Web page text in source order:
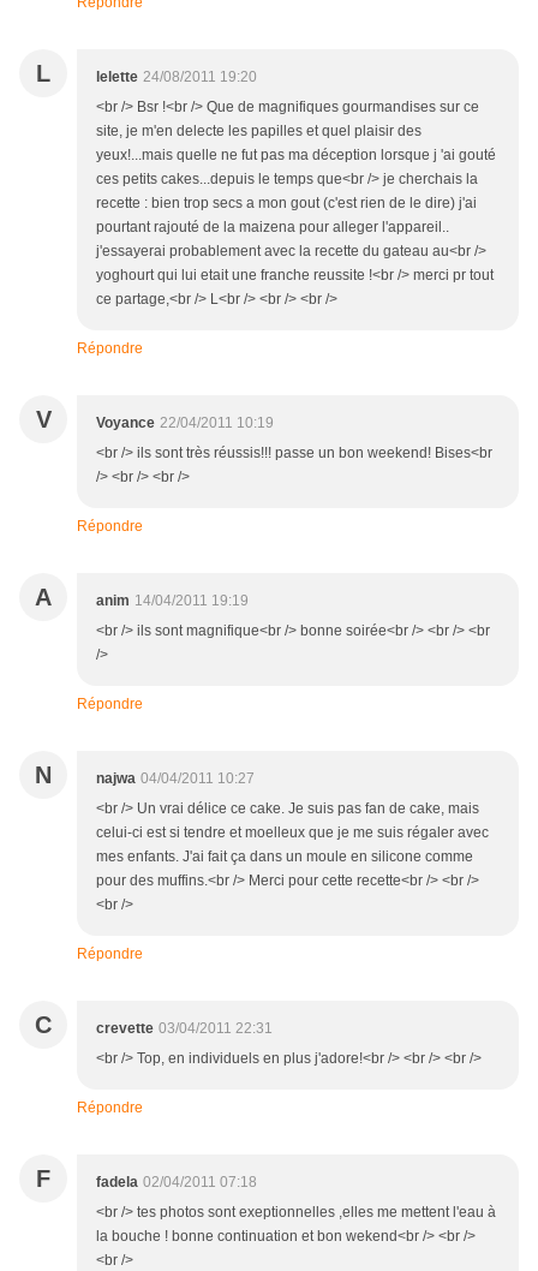
L lelette 24/08/2011 19:20
<br /> Bsr !<br /> Que de magnifiques gourmandises sur ce
site, je m'en delecte les papilles et quel plaisir des
yeux!...mais quelle ne fut pas ma déception lorsque j 'ai gouté
ces petits cakes...depuis le temps que<br /> je cherchais la
recette : bien trop secs a mon gout (c'est rien de le dire) j'ai
pourtant rajouté de la maizena pour alleger l'appareil..
j'essayerai probablement avec la recette du gateau au<br />
yoghourt qui lui etait une franche reussite !<br /> merci pr tout
ce partage,<br /> L<br /> <br /> <br />
Répondre
V Voyance 22/04/2011 10:19
<br /> ils sont très réussis!!! passe un bon weekend! Bises<br
/> <br /> <br />
Répondre
A anim 14/04/2011 19:19
<br /> ils sont magnifique<br /> bonne soirée<br /> <br /> <br
/>
Répondre
N najwa 04/04/2011 10:27
<br /> Un vrai délice ce cake. Je suis pas fan de cake, mais
celui-ci est si tendre et moelleux que je me suis régaler avec
mes enfants. J'ai fait ça dans un moule en silicone comme
pour des muffins.<br /> Merci pour cette recette<br /> <br />
<br />
Répondre
C crevette 03/04/2011 22:31
<br /> Top, en individuels en plus j'adore!<br /> <br /> <br />
Répondre
F fadela 02/04/2011 07:18
<br /> tes photos sont exeptionnelles ,elles me mettent l'eau à
la bouche ! bonne continuation et bon wekend<br /> <br />
<br />